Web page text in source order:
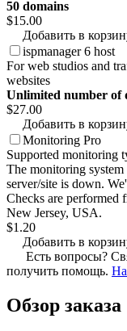
50 domains
$15.00
Добавить в
ispmanager 6 host
For web studios and
websites
Unlimited number of
$27.00
Добавить в
Monitoring Pro
Supported monitoring
The monitoring
server/site is down.
Checks are performed
New Jersey, USA.
$1.20
Добавить в
Есть вопросы?
получить помощь.
Обзор заказа